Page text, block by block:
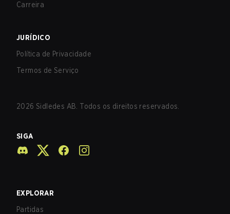
Carreira
JURÍDICO
Política de Privacidade
Termos de Serviço
2026 Sidledes AB. Todos os direitos reservados.
SIGA
EXPLORAR
Partidas